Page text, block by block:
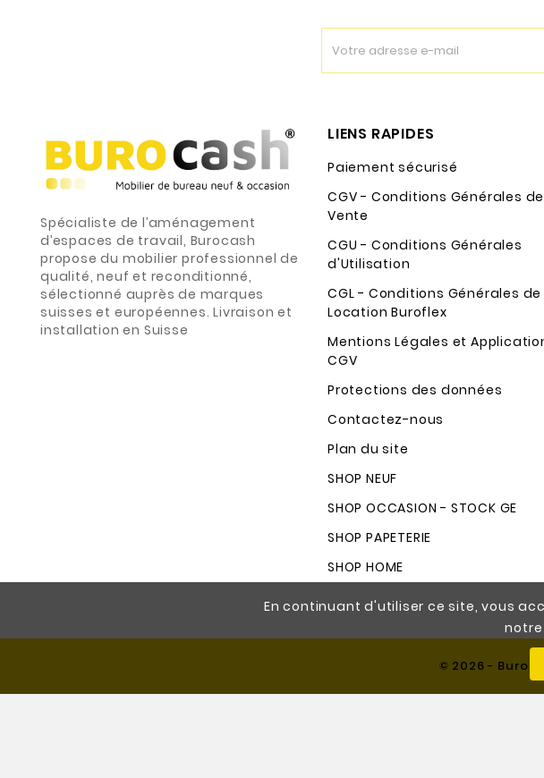
En continuant d'utiliser ce site, vous
Spécialiste de l’aménagement
d’espaces de travail, Burocash
propose du mobilier professionnel de
qualité, neuf et reconditionné,
sélectionné auprès de marques
suisses et européennes. Livraison et
installation en Suisse
LIENS RAPIDES
Paiement sécurisé
CGV - Conditions Générales de
Vente
CGU - Conditions Générales
d'Utilisation
CGL - Conditions Générales de
Location Buroflex
Mentions Légales et
CGV
Protections des données
Contactez-nous
Plan du site
SHOP NEUF
SHOP OCCASION - STOCK GE
SHOP PAPETERIE
SHOP HOME
© 2026 -